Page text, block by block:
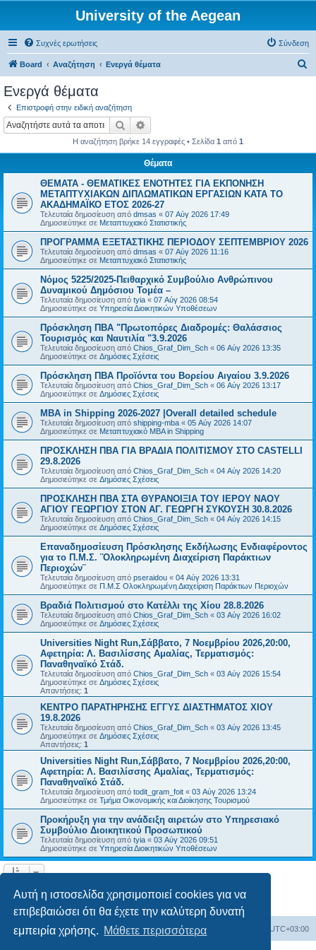
Αυτή η ιστοσελίδα χρησιμοποιεί cookies για να
επιβεβαιώσει ότι θα έχετε την καλύτερη δυνατή
εμπειρία χρήσης. Μάθετε περισσότερα
University of the Aegean
Συχνές ερωτήσεις Σύνδεση
Board Αναζήτηση Ενεργά θέματα
Ενεργά θέματα
Επιστροφή στην ειδική αναζήτηση
Αναζήτηση
Η αναζήτηση βρήκε 14 εγγραφές • Σελίδα 1 από 1
Θέματα
ΘΕΜΑΤΑ - ΘΕΜΑΤΙΚΕΣ ΕΝΟΤΗΤΕΣ ΓΙΑ ΕΚΠΟΝΗΣΗ
ΜΕΤΑΠΤΥΧΙΑΚΩΝ ΔΙΠΛΩΜΑΤΙΚΩΝ ΕΡΓΑΣΙΩΝ ΚΑΤΑ ΤΟ
ΑΚΑΔΗΜΑΪΚΟ ΕΤΟΣ 2026-27
Τελευταία δημοσίευση από dmsas « 07 Αύγ 2026 17:49
Δημοσιεύτηκε σε Μεταπτυχιακό Στατιστικής
ΠΡΟΓΡΑΜΜΑ ΕΞΕΤΑΣΤΙΚΗΣ ΠΕΡΙΟΔΟΥ ΣΕΠΤΕΜΒΡΙΟΥ 2026
Τελευταία δημοσίευση από dmsas « 07 Αύγ 2026 11:16
Δημοσιεύτηκε σε Μεταπτυχιακό Στατιστικής
Νόμος 5225/2025-Πειθαρχικό Συμβούλιο Ανθρώπινου
Δυναμικού Δημόσιου Τομέα –
Τελευταία δημοσίευση από tyia « 07 Αύγ 2026 08:54
Δημοσιεύτηκε σε Υπηρεσία Διοικητικών Υποθέσεων
Πρόσκληση ΠΒΑ "Πρωτοπόρες Διαδρομές: Θαλάσσιος
Τουρισμός και Ναυτιλία "3.9.2026
Τελευταία δημοσίευση από Chios_Graf_Dim_Sch « 06 Αύγ 2026 13:35
Δημοσιεύτηκε σε Δημόσιες Σχέσεις
Πρόσκληση ΠΒΑ Προϊόντα του Βορείου Αιγαίου 3.9.2026
Τελευταία δημοσίευση από Chios_Graf_Dim_Sch « 06 Αύγ 2026 13:17
Δημοσιεύτηκε σε Δημόσιες Σχέσεις
MBA in Shipping 2026-2027 |Overall detailed schedule
Τελευταία δημοσίευση από shipping-mba « 05 Αύγ 2026 14:07
Δημοσιεύτηκε σε Μεταπτυχιακό MBA in Shipping
ΠΡΟΣΚΛΗΣΗ ΠΒΑ ΓΙΑ ΒΡΑΔΙΑ ΠΟΛΙΤΙΣΜΟΥ ΣΤΟ CASTELLI
29.8.2026
Τελευταία δημοσίευση από Chios_Graf_Dim_Sch « 04 Αύγ 2026 14:20
Δημοσιεύτηκε σε Δημόσιες Σχέσεις
ΠΡΟΣΚΛΗΣΗ ΠΒΑ ΣΤΑ ΘΥΡΑΝΟΙΞΙΑ ΤΟΥ ΙΕΡΟΥ ΝΑΟΥ
ΑΓΙΟΥ ΓΕΩΡΓΙΟΥ ΣΤΟΝ ΑΓ. ΓΕΩΡΓΗ ΣΥΚΟΥΣΗ 30.8.2026
Τελευταία δημοσίευση από Chios_Graf_Dim_Sch « 04 Αύγ 2026 14:15
Δημοσιεύτηκε σε Δημόσιες Σχέσεις
Επαναδημοσίευση Πρόσκλησης Εκδήλωσης Ενδιαφέροντος
για το Π.Μ.Σ. ¨Ολοκληρωμένη Διαχείριση Παράκτιων
Περιοχών¨
Τελευταία δημοσίευση από pseraidou « 04 Αύγ 2026 13:31
Δημοσιεύτηκε σε Π.Μ.Σ Ολοκληρωμένη Διαχείριση Παράκτιων Περιοχών
Βραδιά Πολιτισμού στο Κατέλλι της Χίου 28.8.2026
Τελευταία δημοσίευση από Chios_Graf_Dim_Sch « 03 Αύγ 2026 16:02
Δημοσιεύτηκε σε Δημόσιες Σχέσεις
Universities Night Run,Σάββατο, 7 Νοεμβρίου 2026,20:00,
Αφετηρία: Λ. Βασιλίσσης Αμαλίας, Τερματισμός:
Παναθηναϊκό Στάδ.
Τελευταία δημοσίευση από Chios_Graf_Dim_Sch « 03 Αύγ 2026 15:54
Δημοσιεύτηκε σε Δημόσιες Σχέσεις
Απαντήσεις: 1
ΚΕΝΤΡΟ ΠΑΡΑΤΗΡΗΣΗΣ ΕΓΓΥΣ ΔΙΑΣΤΗΜΑΤΟΣ ΧΙΟΥ
19.8.2026
Τελευταία δημοσίευση από Chios_Graf_Dim_Sch « 03 Αύγ 2026 13:45
Δημοσιεύτηκε σε Δημόσιες Σχέσεις
Απαντήσεις: 1
Universities Night Run,Σάββατο, 7 Νοεμβρίου 2026,20:00,
Αφετηρία: Λ. Βασιλίσσης Αμαλίας, Τερματισμός:
Παναθηναϊκό Στάδ.
Τελευταία δημοσίευση από todit_gram_foit « 03 Αύγ 2026 13:24
Δημοσιεύτηκε σε Τμήμα Οικονομικής και Διοίκησης Τουρισμού
Προκήρυξη για την ανάδειξη αιρετών στο Υπηρεσιακό
Συμβούλιο Διοικητικού Προσωπικού
Τελευταία δημοσίευση από tyia « 03 Αύγ 2026 09:51
Δημοσιεύτηκε σε Υπηρεσία Διοικητικών Υποθέσεων
Board Όλοι οι χρόνοι είναι UTC+03:00
Διαγραφή cookies